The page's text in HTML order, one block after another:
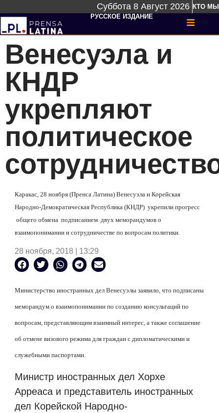
Суббота 8 Август 2026 КТО МЫ
РУССКОЕ ИЗДАНИЕ
Венесуэла и
КНДР
укрепляют
политическое
Каракас, 28 ноября (Пренса Латина) Венесуэла и Корейская
Народно-Демократическая Республика (КНДР) укрепили прогресс
общего обмена подписанием двух меморандумов о
взаимопонимании и сотрудничестве по вопросам политики.
28 ноября, 2018 | 13:29
Министерство иностранных дел Венесуэлы заявило, что подписаны
меморандум о взаимопонимании по созданию консультаций по
вопросам, представляющим взаимный интерес, а также соглашение
об отмене визового режима для граждан с дипломатическими и
служебными паспортами.
Министр иностранных дел Хорхе
Арреаса и представитель иностранных
дел Корейской Народно-